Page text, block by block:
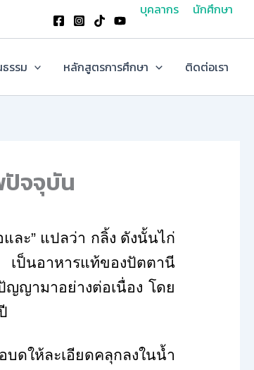
บุคลากร นักศึกษา
รรม หลักสูตรการศึกษา ติดต่อเรา
ปัจจุบัน
ละ” แปลว่า กลิ้ง ดังนั้นไก่
ป็นอาหารแท้ของปัตตานี
ญามาอย่างต่อเนื่อง โดย
ให้ละเอียดคลุกลงในน้ำ